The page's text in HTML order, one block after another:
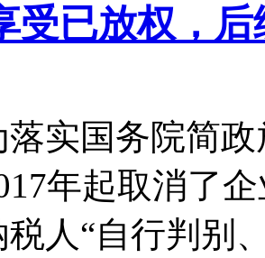
受已放权，
国务院简政
年起取消了
税人“自行判别